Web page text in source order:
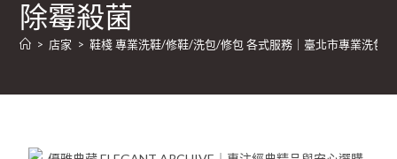
除霉殺菌
> 店家 > 鞋棧 專業洗鞋/修鞋/洗包/修包 各式服務｜臺北市專業洗包